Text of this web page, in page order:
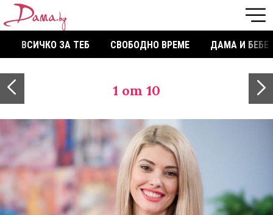
ВСИЧКО ЗА ТЕБ СВОБОДНО ВРЕМЕ ДАМА И БЕБЕ
1 от 10